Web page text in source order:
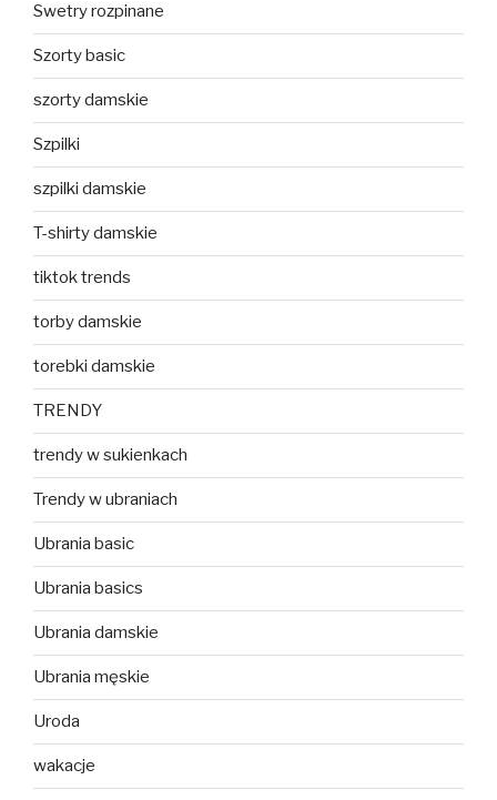
Swetry rozpinane
Szorty basic
szorty damskie
Szpilki
szpilki damskie
T-shirty damskie
tiktok trends
torby damskie
torebki damskie
TRENDY
trendy w sukienkach
Trendy w ubraniach
Ubrania basic
Ubrania basics
Ubrania damskie
Ubrania męskie
Uroda
wakacje